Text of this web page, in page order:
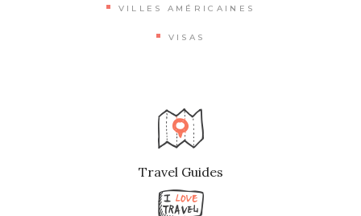
VILLES AMÉRICAINES
VISAS
Travel Guides